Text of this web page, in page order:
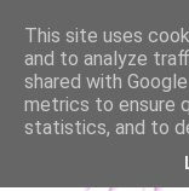
This site uses
and to analyze
shared with
metrics to ensure
statistics, and to